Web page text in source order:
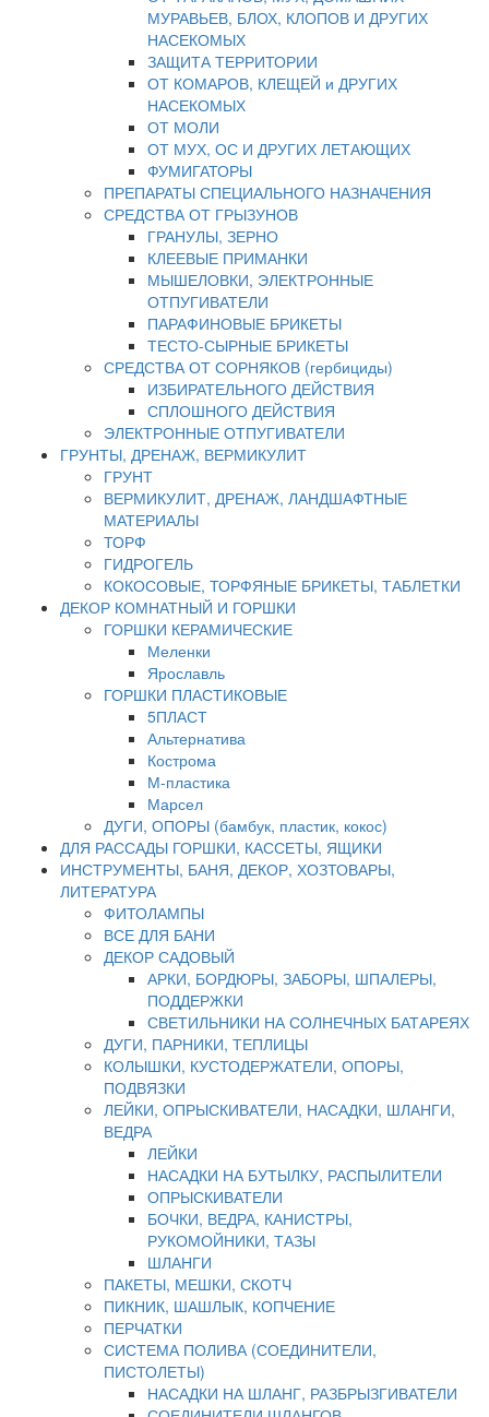
МУРАВЬЕВ, БЛОХ, КЛОПОВ И ДРУГИХ
НАСЕКОМЫХ
ЗАЩИТА ТЕРРИТОРИИ
ОТ КОМАРОВ, КЛЕЩЕЙ и ДРУГИХ
НАСЕКОМЫХ
ОТ МОЛИ
ОТ МУХ, ОС И ДРУГИХ ЛЕТАЮЩИХ
ФУМИГАТОРЫ
ПРЕПАРАТЫ СПЕЦИАЛЬНОГО НАЗНАЧЕНИЯ
СРЕДСТВА ОТ ГРЫЗУНОВ
ГРАНУЛЫ, ЗЕРНО
КЛЕЕВЫЕ ПРИМАНКИ
МЫШЕЛОВКИ, ЭЛЕКТРОННЫЕ
ОТПУГИВАТЕЛИ
ПАРАФИНОВЫЕ БРИКЕТЫ
ТЕСТО-СЫРНЫЕ БРИКЕТЫ
СРЕДСТВА ОТ СОРНЯКОВ (гербициды)
ИЗБИРАТЕЛЬНОГО ДЕЙСТВИЯ
СПЛОШНОГО ДЕЙСТВИЯ
ЭЛЕКТРОННЫЕ ОТПУГИВАТЕЛИ
ГРУНТЫ, ДРЕНАЖ, ВЕРМИКУЛИТ
ГРУНТ
ВЕРМИКУЛИТ, ДРЕНАЖ, ЛАНДШАФТНЫЕ
МАТЕРИАЛЫ
ТОРФ
ГИДРОГЕЛЬ
КОКОСОВЫЕ, ТОРФЯНЫЕ БРИКЕТЫ, ТАБЛЕТКИ
ДЕКОР КОМНАТНЫЙ И ГОРШКИ
ГОРШКИ КЕРАМИЧЕСКИЕ
Меленки
Ярославль
ГОРШКИ ПЛАСТИКОВЫЕ
5ПЛАСТ
Альтернатива
Кострома
М-пластика
Марсел
ДУГИ, ОПОРЫ (бамбук, пластик, кокос)
ДЛЯ РАССАДЫ ГОРШКИ, КАССЕТЫ, ЯЩИКИ
ИНСТРУМЕНТЫ, БАНЯ, ДЕКОР, ХОЗТОВАРЫ,
ЛИТЕРАТУРА
ФИТОЛАМПЫ
ВСЕ ДЛЯ БАНИ
ДЕКОР САДОВЫЙ
АРКИ, БОРДЮРЫ, ЗАБОРЫ, ШПАЛЕРЫ,
ПОДДЕРЖКИ
СВЕТИЛЬНИКИ НА СОЛНЕЧНЫХ БАТАРЕЯХ
ДУГИ, ПАРНИКИ, ТЕПЛИЦЫ
КОЛЫШКИ, КУСТОДЕРЖАТЕЛИ, ОПОРЫ,
ПОДВЯЗКИ
ЛЕЙКИ, ОПРЫСКИВАТЕЛИ, НАСАДКИ, ШЛАНГИ,
ВЕДРА
ЛЕЙКИ
НАСАДКИ НА БУТЫЛКУ, РАСПЫЛИТЕЛИ
ОПРЫСКИВАТЕЛИ
БОЧКИ, ВЕДРА, КАНИСТРЫ,
РУКОМОЙНИКИ, ТАЗЫ
ШЛАНГИ
ПАКЕТЫ, МЕШКИ, СКОТЧ
ПИКНИК, ШАШЛЫК, КОПЧЕНИЕ
ПЕРЧАТКИ
СИСТЕМА ПОЛИВА (СОЕДИНИТЕЛИ,
ПИСТОЛЕТЫ)
НАСАДКИ НА ШЛАНГ, РАЗБРЫЗГИВАТЕЛИ